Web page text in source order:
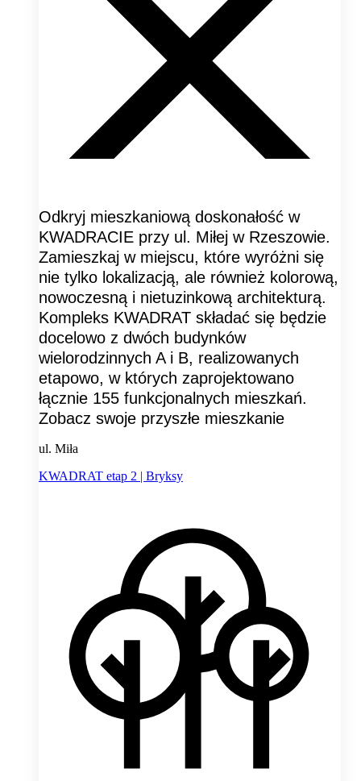
Odkryj mieszkaniową doskonałość w
KWADRACIE przy ul. Miłej w Rzeszowie.
Zamieszkaj w miejscu, które wyróżni się
nie tylko lokalizacją, ale również kolorową,
nowoczesną i nietuzinkową architekturą.
Kompleks KWADRAT składać się będzie
docelowo z dwóch budynków
wielorodzinnych A i B, realizowanych
etapowo, w których zaprojektowano
łącznie 155 funkcjonalnych mieszkań.
Zobacz swoje przyszłe mieszkanie
ul. Miła
KWADRAT etap 2 | Bryksy